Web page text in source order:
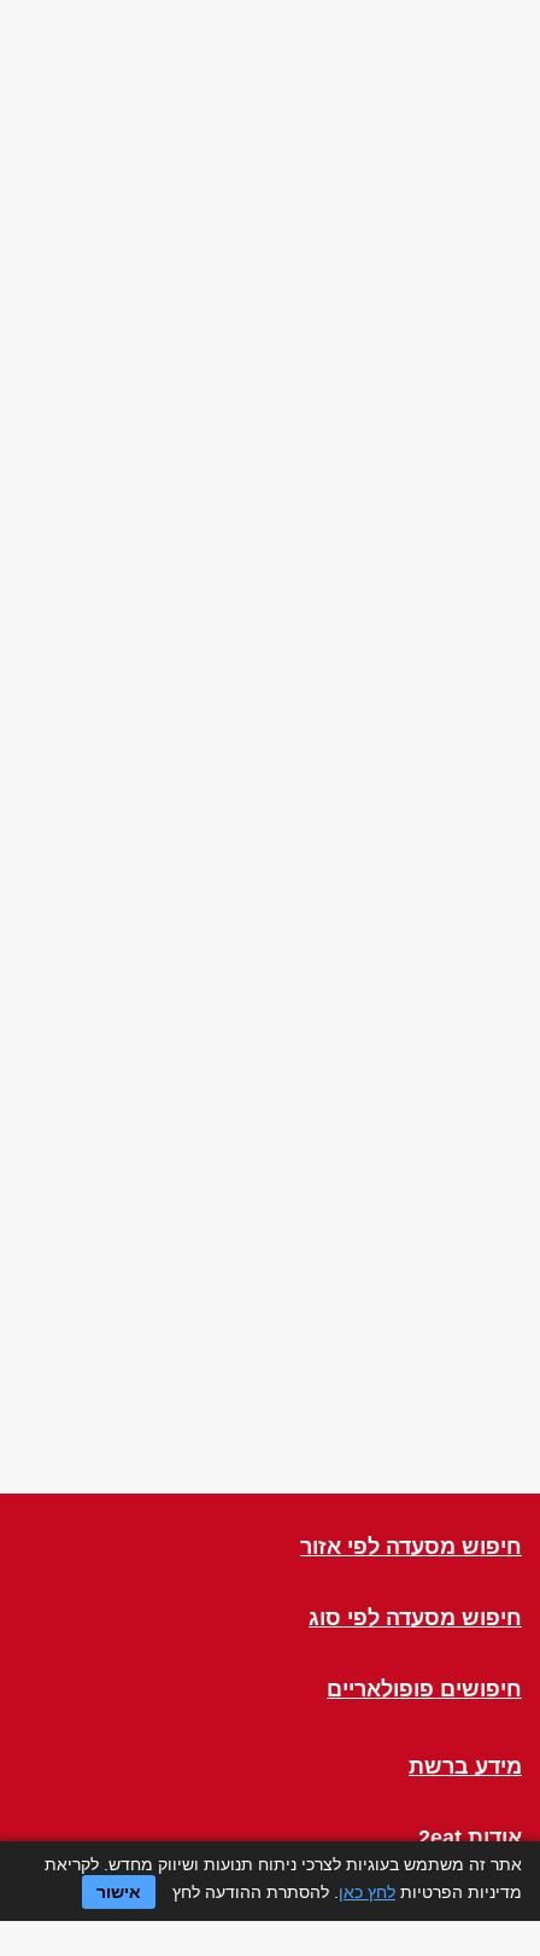
חיפוש מסעדה לפי אזור
חיפוש מסעדה לפי סוג
חיפושים פופולאריים
מידע ברשת
אודות 2eat
Click a Table
אתר זה משתמש בעוגיות לצרכי ניתוח תנועות ושיווק מחדש. לקריאת
מדיניות הפרטיות לחץ כאן . להסתרת ההודעה לחץ אישור